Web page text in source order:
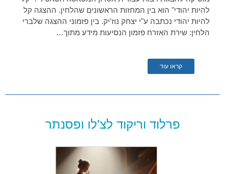
להיות יהודי" הוא בין המחזות הראשונים שהלחין. ההצגה קל
להיות יהודי נכתבה ע"י יצחק נוז'יק. בין פזמוני ההצגה שלברי
הלחין: שירת האזרח פזמון הנסיעות מידע מתוך…
קראו עוד
פרלוד וריקוד לצ'לו ופסנתר